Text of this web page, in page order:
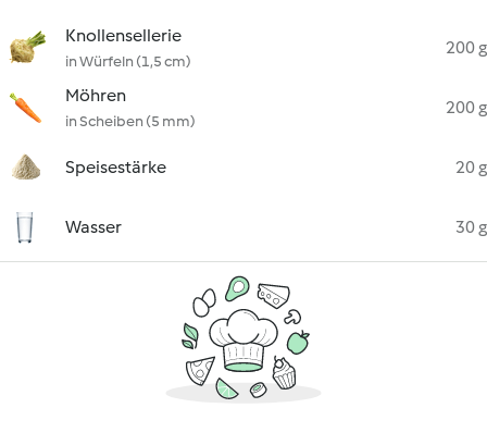
Knollensellerie
in Würfeln (1,5 cm)
200 g
Möhren
in Scheiben (5 mm)
200 g
Speisestärke 20 g
Wasser 30 g